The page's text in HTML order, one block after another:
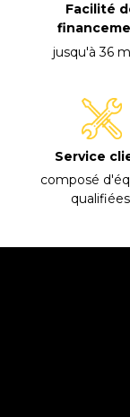
Facilité
jusqu'à 36
Service
composé
qualifiées